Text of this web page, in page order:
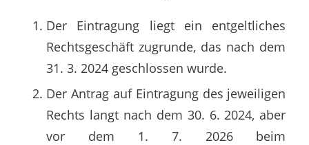
Der Eintragung liegt ein entgeltliches
Rechtsgeschäft zugrunde, das nach dem
31. 3. 2024 geschlossen wurde.
Der Antrag auf Eintragung des jeweiligen
Rechts langt nach dem 30. 6. 2024, aber
vor dem 1. 7. 2026 beim